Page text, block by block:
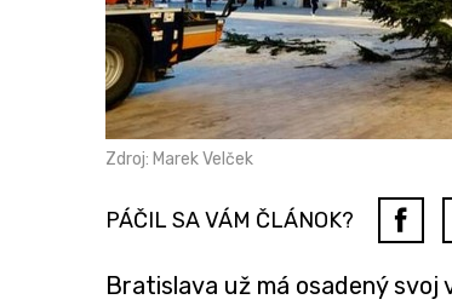
Zdroj: Marek Velček
PÁČIL SA VÁM ČLÁNOK?
Bratislava už má osadený svoj